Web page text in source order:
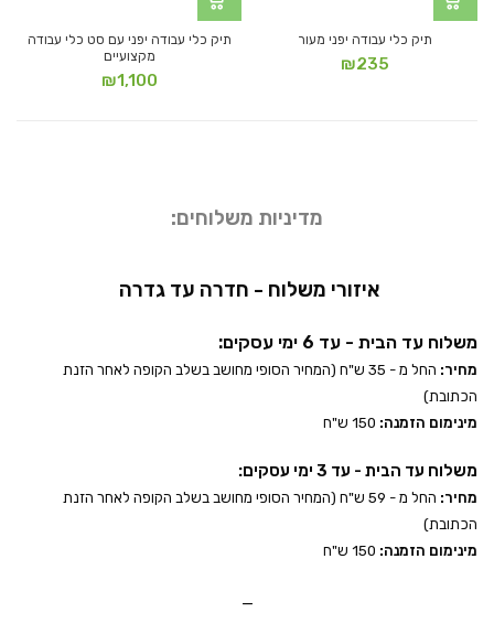
תיק כלי עבודה יפני מעור
₪235
תיק כלי עבודה יפני עם סט כלי עבודה
מקצועיים
₪1,100
מדיניות משלוחים:
איזורי משלוח - חדרה עד גדרה
משלוח עד הבית - עד 6 ימי עסקים:
מחיר:
החל מ - 35 ש"ח (המחיר הסופי מחושב בשלב הקופה לאחר הזנת
הכתובת)
מינימום הזמנה:
משלוח עד הבית - עד 3 ימי עסקים:
מחיר:
החל מ - 59 ש"ח (המחיר הסופי מחושב בשלב הקופה לאחר הזנת
הכתובת)
מינימום הזמנה:
_